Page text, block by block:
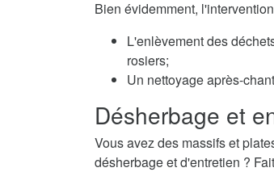
Bien évidemment,
L'enlèvement des
rosiers;
Un nettoyage après-
Désherbage et
Vous avez des massifs et
désherbage et d'entretien ?